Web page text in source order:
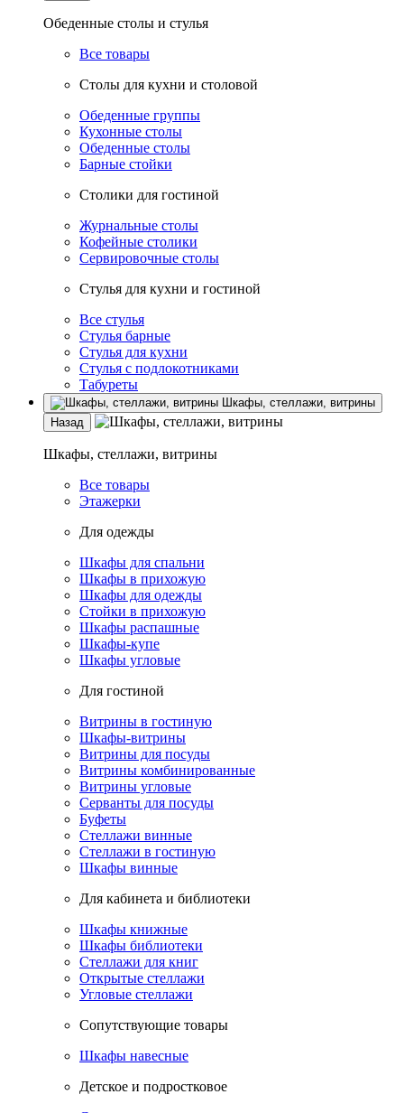
Обеденные столы и стулья
Все товары
Столы для кухни и столовой
Обеденные группы
Кухонные столы
Обеденные столы
Барные стойки
Столики для гостиной
Журнальные столы
Кофейные столики
Сервировочные столы
Стулья для кухни и гостиной
Все стулья
Стулья барные
Стулья для кухни
Стулья с подлокотниками
Табуреты
Шкафы, стеллажи, витрины
Назад
Шкафы, стеллажи, витрины
Все товары
Этажерки
Для одежды
Шкафы для спальни
Шкафы в прихожую
Шкафы для одежды
Стойки в прихожую
Шкафы распашные
Шкафы-купе
Шкафы угловые
Для гостиной
Витрины в гостиную
Шкафы-витрины
Витрины для посуды
Витрины комбинированные
Витрины угловые
Серванты для посуды
Буфеты
Стеллажи винные
Стеллажи в гостиную
Шкафы винные
Для кабинета и библиотеки
Шкафы книжные
Шкафы библиотеки
Стеллажи для книг
Открытые стеллажи
Угловые стеллажи
Сопутствующие товары
Шкафы навесные
Детское и подростковое